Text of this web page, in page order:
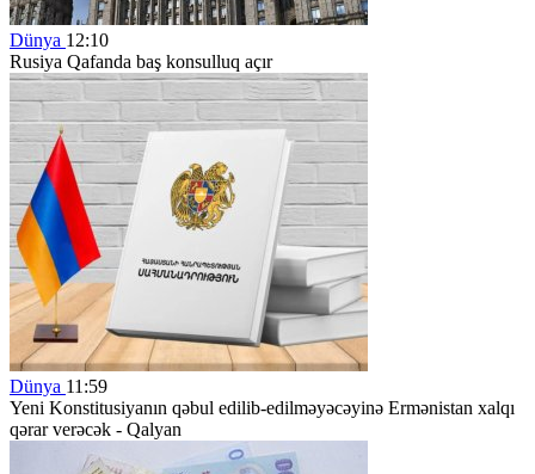
Dünya 12:10
Rusiya Qafanda baş konsulluq açır
Dünya 11:59
Yeni Konstitusiyanın qəbul edilib-edilməyəcəyinə Ermənistan xalqı
qərar verəcək - Qalyan